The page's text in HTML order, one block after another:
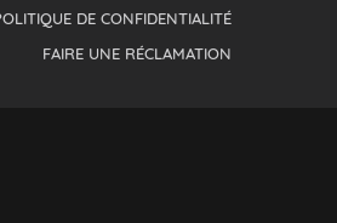
DE CONFIDENTIALITÉ
FAIRE UNE RÉCLAMATION